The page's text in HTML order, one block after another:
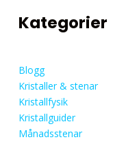
Kategorier
Blogg
Kristaller & stenar
Kristallfysik
Kristallguider
Månadsstenar